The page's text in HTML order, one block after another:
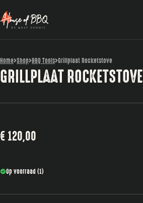
Home Shop BBQ Tools Grillplaat Rocketstove
GRILLPLAAT ROCKETSTOVE
€ 120,00
Op voorraad (1)